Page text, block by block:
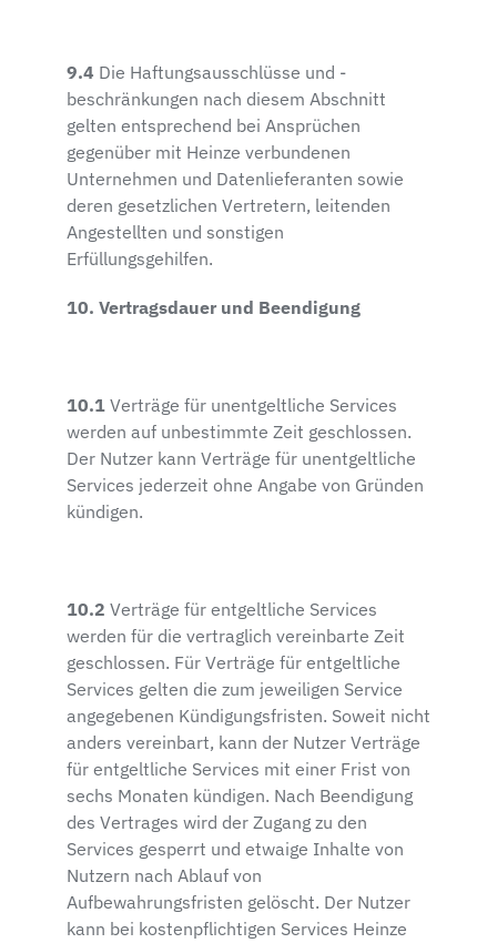
9.4 Die Haftungsausschlüsse und -
beschränkungen nach diesem Abschnitt
gelten entsprechend bei Ansprüchen
gegenüber mit Heinze verbundenen
Unternehmen und Datenlieferanten sowie
deren gesetzlichen Vertretern, leitenden
Angestellten und sonstigen
Erfüllungsgehilfen.
10. Vertragsdauer und Beendigung
10.1 Verträge für unentgeltliche Services
werden auf unbestimmte Zeit geschlossen.
Der Nutzer kann Verträge für unentgeltliche
Services jederzeit ohne Angabe von Gründen
kündigen.
10.2 Verträge für entgeltliche Services
werden für die vertraglich vereinbarte Zeit
geschlossen. Für Verträge für entgeltliche
Services gelten die zum jeweiligen Service
angegebenen Kündigungsfristen. Soweit nicht
anders vereinbart, kann der Nutzer Verträge
für entgeltliche Services mit einer Frist von
sechs Monaten kündigen. Nach Beendigung
des Vertrages wird der Zugang zu den
Services gesperrt und etwaige Inhalte von
Nutzern nach Ablauf von
Aufbewahrungsfristen gelöscht. Der Nutzer
kann bei kostenpflichtigen Services Heinze